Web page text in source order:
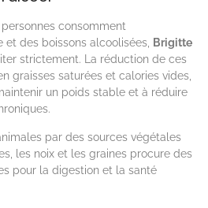
consomment
des boissons alcoolisées,
Brigitte
strictement. La réduction de ces
graisses saturées et calories vides,
un poids stable et à réduire
par des sources végétales
les noix et les graines procure des
pour la digestion et la santé